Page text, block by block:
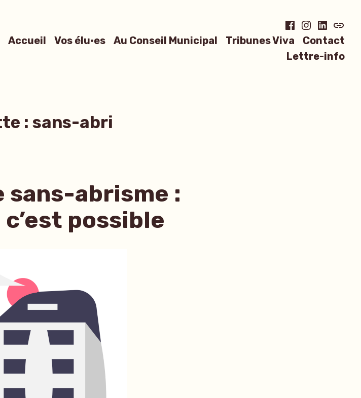
Accueil Vos élu·es Au Conseil Municipal Tribunes Viva
Contact
Lettre-info
Facebook
Instagram
LinkedIn
: sans-abri
abrisme :
possible